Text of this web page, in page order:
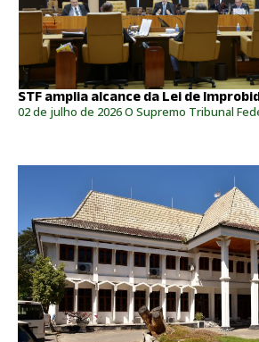
STF amplia alcance da Lei de
02 de julho de 2026 O Supremo Tribunal